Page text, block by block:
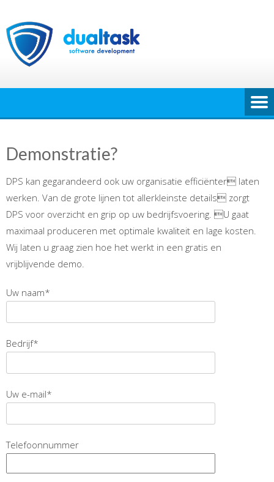
naar
de
inhoud
Demonstratie?
DPS kan gegarandeerd ook uw organisatie efficiënter laten
werken. Van de grote lijnen tot allerkleinste details zorgt
DPS voor overzicht en grip op uw bedrijfsvoering. U gaat
maximaal produceren met optimale kwaliteit en lage kosten.
Wij laten u graag zien hoe het werkt in een gratis en
vrijblijvende demo.
Uw naam*
Bedrijf*
Uw e-mail*
Telefoonnummer